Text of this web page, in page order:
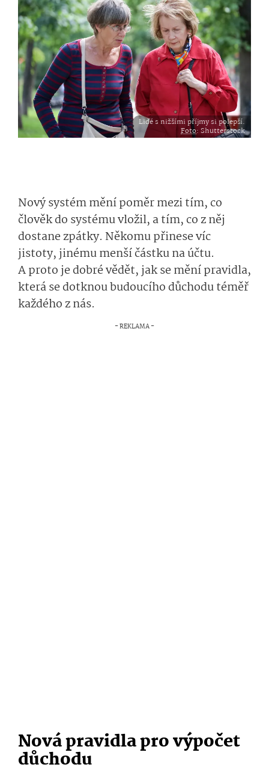
Lidé s nižšími příjmy si polepší.
Foto: Shutterstock
Nový systém mění poměr mezi tím, co
člověk do systému vložil, a tím, co z něj
dostane zpátky. Někomu přinese víc
jistoty, jinému menší částku na účtu.
A proto je dobré vědět, jak se mění pravidla,
která se dotknou budoucího důchodu téměř
každého z nás.
Nová pravidla pro výpočet
důchodu